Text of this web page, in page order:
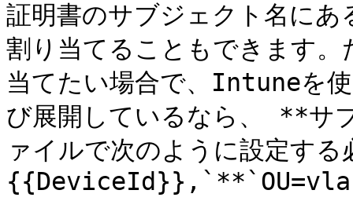
証明書のサブジェクト名に
割り当てることもできます
当てたい場合で、Intuneを
び展開しているなら、 **サ
ァイルで次のように設定す